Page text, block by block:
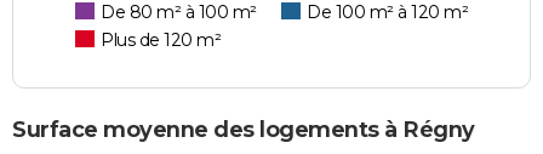
De 80 m² à 100 m²
De 100 m² à 120 m²
Plus de 120 m²
Surface moyenne des logements à Régny